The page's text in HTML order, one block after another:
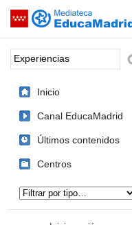
Saltar navegación
Palabra o frase:
Inicio
Canal EducaMadrid
Últimos contenidos
Centros